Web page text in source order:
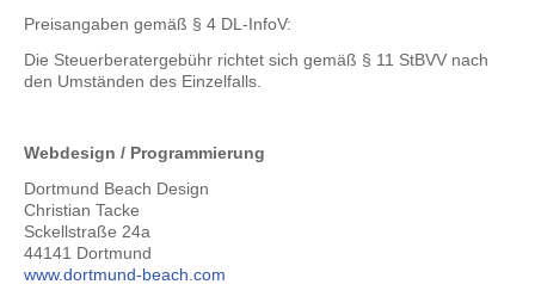
Preisangaben gemäß § 4 DL-InfoV:
Die Steuerberatergebühr richtet sich gemäß § 11 StBVV nach
den Umständen des Einzelfalls.
Webdesign / Programmierung
Dortmund Beach Design
Christian Tacke
Sckellstraße 24a
44141 Dortmund
www.dortmund-beach.com